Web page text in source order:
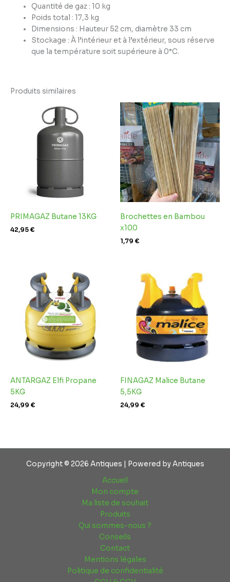
Quantité de gaz : 10 kg
Poids total : 17,3 kg
Dimensions : Hauteur 52 cm, diamètre 33 cm
Stockage : À l’intérieur et à l’extérieur, sous réserve
que la température soit supérieure à 0°C.
Produits similaires
PRIMAGAZ Butane 13KG
42,95€
Brochettes en Bambou
x100
1,79 €
ANTARGAZ Elfi Propane
5KG
24,99 €
FINAGAZ Malice Butane
5,5KG
24,99 €
Copyright © 2026 Antiques | Powered by Antiques
Accueil
Mon compte
Ma liste de souhait
Produits
Qui sommes-nous ?
Conseils
Contact
Mentions légales
Politique de confidentialité